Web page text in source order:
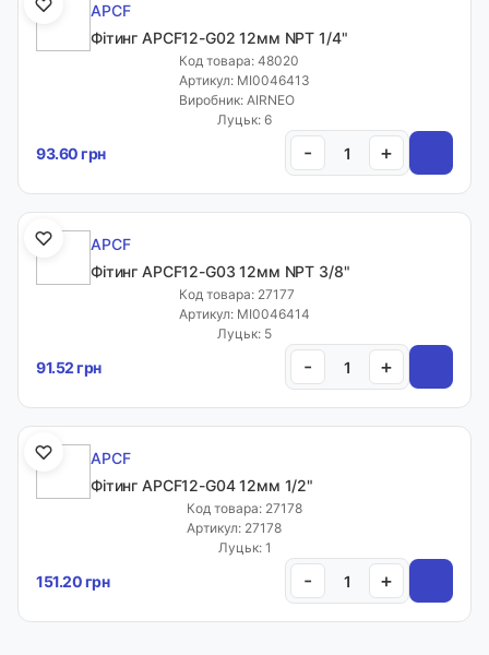
APCF
Фітинг APCF12-G02 12мм NPT 1/4"
Код товара: 48020
Артикул: MI0046413
Виробник: AIRNEO
Луцьк: 6
93.60 грн - +
APCF
Фітинг APCF12-G03 12мм NPT 3/8"
Код товара: 27177
Артикул: MI0046414
Луцьк: 5
91.52 грн - +
APCF
Фітинг APCF12-G04 12мм 1/2"
Код товара: 27178
Артикул: 27178
Луцьк: 1
151.20 грн - +